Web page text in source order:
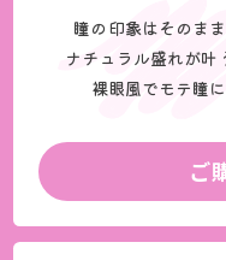
瞳の印象はそのま
ナチュラル盛れが叶
裸眼風でモテ瞳に
ご